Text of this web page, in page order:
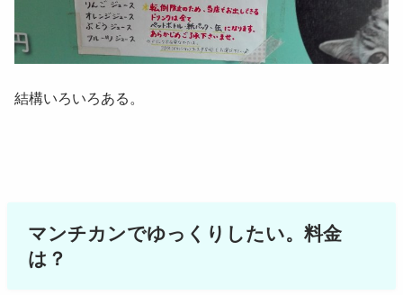
結構いろいろある。
マンチカンでゆっくりしたい。料金
は？